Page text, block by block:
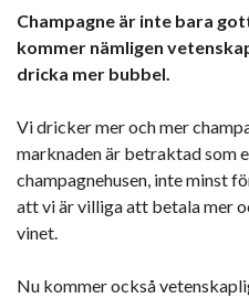
Champagne är inte bara
kommer nämligen
dricka mer bubbel.
Vi dricker mer och mer
marknaden är betraktad som
champagnehusen, inte minst
att vi är villiga att betala mer
vinet.
Nu kommer också